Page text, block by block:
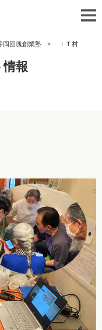
団塊創業塾 ＩＴ村
情報